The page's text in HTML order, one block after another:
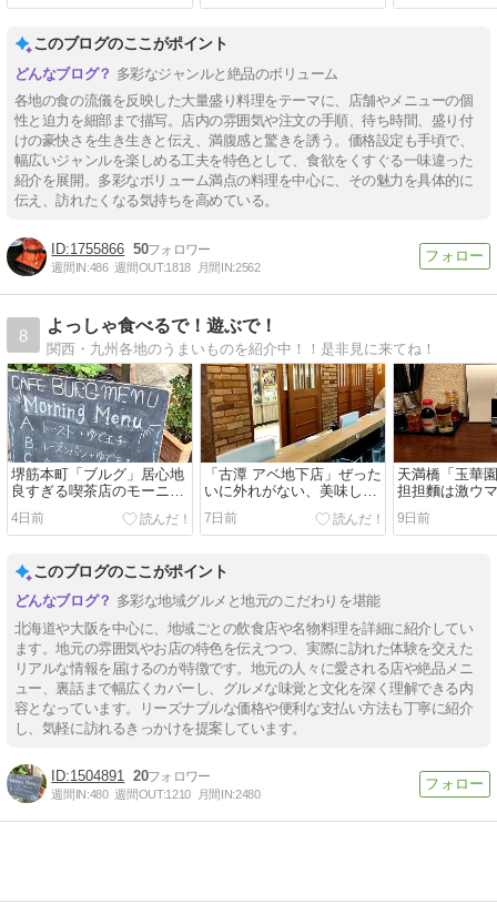
このブログのここがポイント
多彩なジャンルと絶品のボリューム
各地の食の流儀を反映した大量盛り料理をテーマに、店舗やメニューの個
性と迫力を細部まで描写。店内の雰囲気や注文の手順、待ち時間、盛り付
けの豪快さを生き生きと伝え、満腹感と驚きを誘う。価格設定も手頃で、
幅広いジャンルを楽しめる工夫を特色として、食欲をくすぐる一味違った
紹介を展開。多彩なボリューム満点の料理を中心に、その魅力を具体的に
伝え、訪れたくなる気持ちを高めている。
1755866 50
週間IN:486 週間OUT:1818 月間IN:2562
8
よっしゃ食べるで！遊ぶで！
関西・九州各地のうまいものを紹介中！！是非見に来てね！
堺筋本町「ブルグ」居心地
良すぎる喫茶店のモーニン
4日前
「古潭 アベ地下店」ぜった
いに外れがない、美味しい
ラーメンだな
7日前
天満橋「玉華
担担麵は激ウ
9日前
このブログのここがポイント
多彩な地域グルメと地元のこだわりを堪能
北海道や大阪を中心に、地域ごとの飲食店や名物料理を詳細に紹介してい
ます。地元の雰囲気やお店の特色を伝えつつ、実際に訪れた体験を交えた
リアルな情報を届けるのが特徴です。地元の人々に愛される店や絶品メニ
ュー、裏話まで幅広くカバーし、グルメな味覚と文化を深く理解できる内
容となっています。リーズナブルな価格や便利な支払い方法も丁寧に紹介
し、気軽に訪れるきっかけを提案しています。
1504891 20
週間IN:480 週間OUT:1210 月間IN:2480